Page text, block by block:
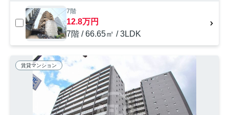
7階
12.8万円
7階 / 66.65㎡ / 3LDK
賃貸マンション